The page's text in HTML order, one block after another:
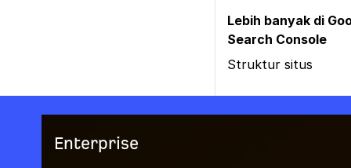
Lebih banyak di
Search Console
Struktur situs
Enterprise